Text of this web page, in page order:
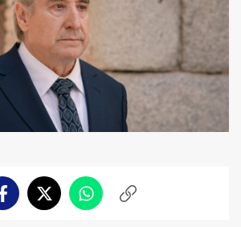
FacebookTwitterWhatsappCopiar